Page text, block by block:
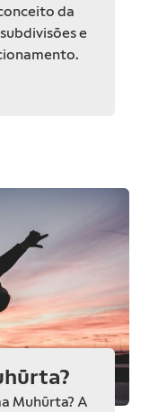
da
e
Muhūrta? A